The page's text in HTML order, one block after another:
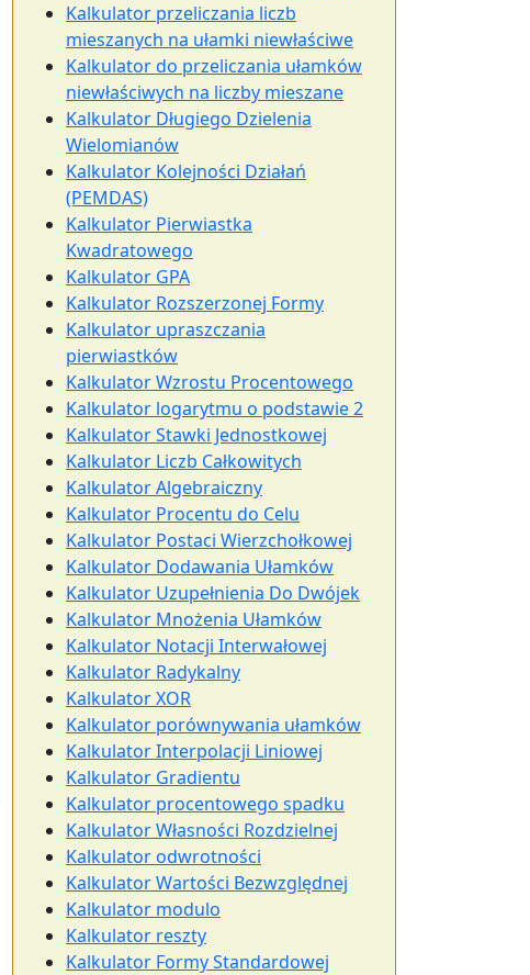
Kalkulator przeliczania liczb
mieszanych na ułamki niewłaściwe
Kalkulator do przeliczania ułamków
niewłaściwych na liczby mieszane
Kalkulator Długiego Dzielenia
Wielomianów
Kalkulator Kolejności Działań
(PEMDAS)
Kalkulator Pierwiastka
Kwadratowego
Kalkulator GPA
Kalkulator Rozszerzonej Formy
Kalkulator upraszczania
pierwiastków
Kalkulator Wzrostu Procentowego
Kalkulator logarytmu o podstawie 2
Kalkulator Stawki Jednostkowej
Kalkulator Liczb Całkowitych
Kalkulator Algebraiczny
Kalkulator Procentu do Celu
Kalkulator Postaci Wierzchołkowej
Kalkulator Dodawania Ułamków
Kalkulator Uzupełnienia Do Dwójek
Kalkulator Mnożenia Ułamków
Kalkulator Notacji Interwałowej
Kalkulator Radykalny
Kalkulator XOR
Kalkulator porównywania ułamków
Kalkulator Interpolacji Liniowej
Kalkulator Gradientu
Kalkulator procentowego spadku
Kalkulator Własności Rozdzielnej
Kalkulator odwrotności
Kalkulator Wartości Bezwzględnej
Kalkulator modulo
Kalkulator reszty
Kalkulator Formy Standardowej